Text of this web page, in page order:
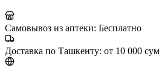
Самовывоз из аптеки: Бесплатно
Доставка по Ташкенту: от 10 000 сум